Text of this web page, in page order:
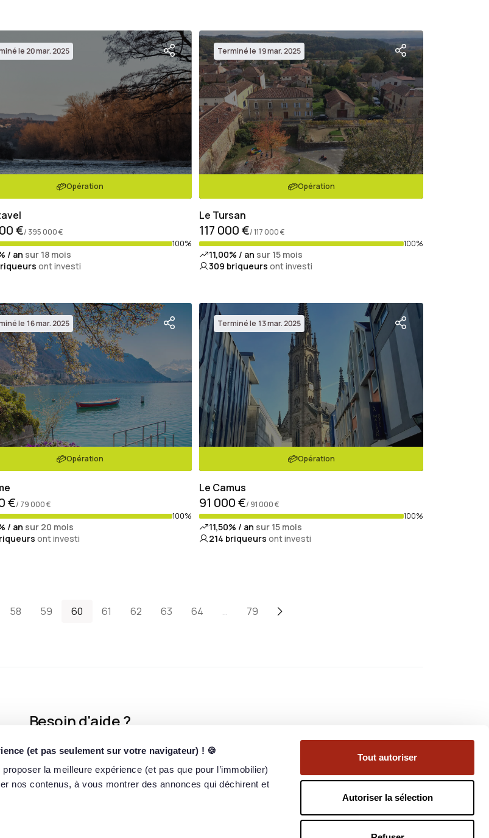
(et pas seulement sur votre navigateur) ! 🍪
la meilleure expérience (et pas que pour l’immobilier)
nos contenus, à vous montrer des annonces qui déchirent et
Tout autoriser
Autoriser la sélection
le 20 mar. 2025
Opération
€/ 395 000 €
100%
/ an sur 18 mois
ont investi
Terminé le 19 mar. 2025
Opération
Le Tursan
117 000 €/ 117 000 €
100%
11,00% / an sur 15 mois
309 briqueurs ont investi
le 16 mar. 2025
Opération
€/ 79 000 €
100%
/ an sur 20 mois
ont investi
Terminé le 13 mar. 2025
Opération
Le Camus
91 000 €/ 91 000 €
100%
11,50% / an sur 15 mois
214 briqueurs ont investi
58 59 60 61 62 63 64 … 79
Besoin d'aide ?
Obtenir de l’aide
des sommes investies et d’illiquidité. De plus, les performances passées ne préjugent pas des performances futures. Si vous